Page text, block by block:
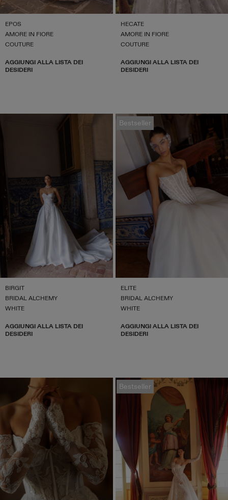
EPOS
AMORE IN FIORE
COUTURE
AGGIUNGI ALLA LISTA DEI
DESIDERI
HECATE
AMORE IN FIORE
COUTURE
AGGIUNGI ALLA LISTA DEI
DESIDERI
BIRGIT
BRIDAL ALCHEMY
WHITE
AGGIUNGI ALLA LISTA DEI
DESIDERI
Bestseller
ELITE
BRIDAL ALCHEMY
WHITE
AGGIUNGI ALLA LISTA DEI
DESIDERI
Bestseller